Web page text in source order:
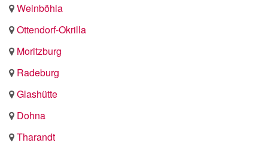
Weinböhla
Ottendorf-Okrilla
Moritzburg
Radeburg
Glashütte
Dohna
Tharandt